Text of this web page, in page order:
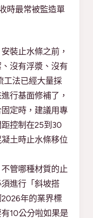
時最常被監造單
安裝止水條之前，
沒有浮漿、沒有
工法已經大量採
行基面修補了，
定時，建議用專
控制在25到30
土時止水條移位
不管哪種材質的止
進行「斜坡搭
年的業界標
10公分啦如果是